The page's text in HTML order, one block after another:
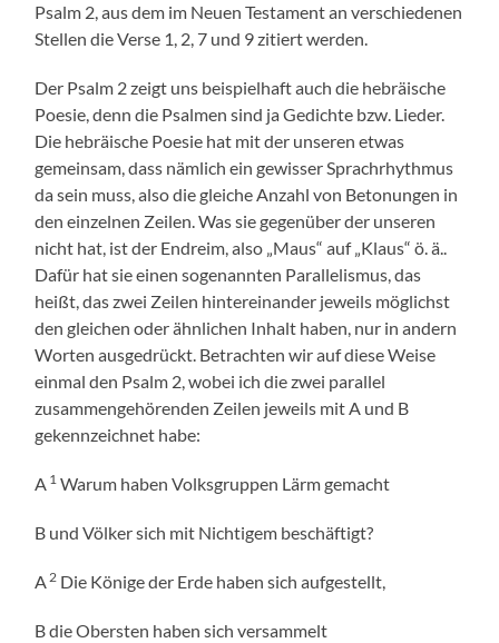
Psalm 2, aus dem im Neuen Testament an verschiedenen
Stellen die Verse 1, 2, 7 und 9 zitiert werden.
Der Psalm 2 zeigt uns beispielhaft auch die hebräische
Poesie, denn die Psalmen sind ja Gedichte bzw. Lieder.
Die hebräische Poesie hat mit der unseren etwas
gemeinsam, dass nämlich ein gewisser Sprachrhythmus
da sein muss, also die gleiche Anzahl von Betonungen in
den einzelnen Zeilen. Was sie gegenüber der unseren
nicht hat, ist der Endreim, also „Maus“ auf „Klaus“ ö. ä..
Dafür hat sie einen sogenannten Parallelismus, das
heißt, das zwei Zeilen hintereinander jeweils möglichst
den gleichen oder ähnlichen Inhalt haben, nur in andern
Worten ausgedrückt. Betrachten wir auf diese Weise
einmal den Psalm 2, wobei ich die zwei parallel
zusammengehörenden Zeilen jeweils mit A und B
gekennzeichnet habe:
A 1 Warum haben Volksgruppen Lärm gemacht
B und Völker sich mit Nichtigem beschäftigt?
A2 Die Könige der Erde haben sich aufgestellt,
B die Obersten haben sich versammelt